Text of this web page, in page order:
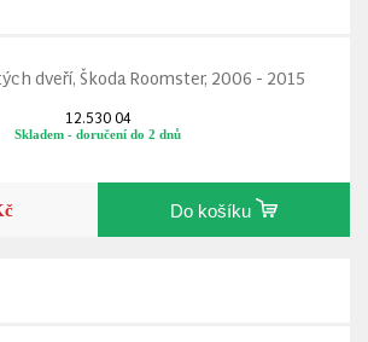
dveří, Škoda Roomster, 2006 - 2015
12.530 04
Skladem - doručení do 2 dnů
Do košíku